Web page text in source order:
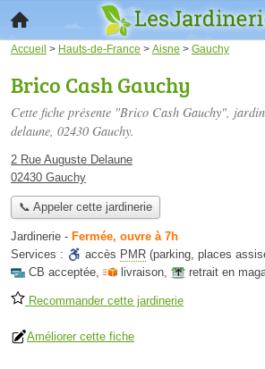
Accueil > Hauts-de-France > Aisne > Gauchy
Brico Cash Gauchy
Cette fiche présente "Brico Cash Gauchy",
delaune, 02430 Gauchy.
2 Rue Auguste Delaune
02430 Gauchy
📞 Appeler cette jardinerie
Jardinerie - Fermée, ouvre à 7h
Services :
accès PMR (parking, places
CB acceptée, livraison, retrait en
Recommander cette jardinerie
Améliorer cette fiche